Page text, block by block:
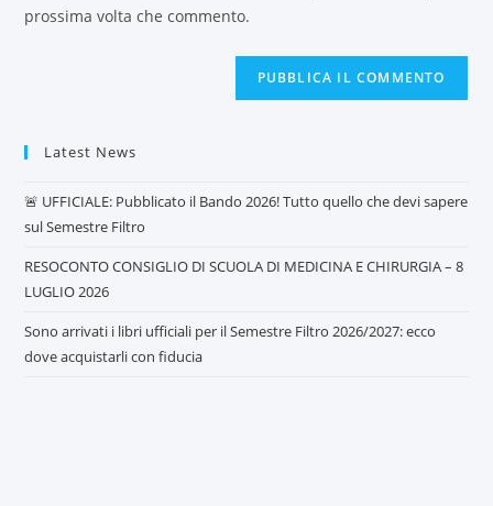
prossima volta che commento.
Latest News
🚨 UFFICIALE: Pubblicato il Bando 2026! Tutto quello che devi sapere
sul Semestre Filtro
RESOCONTO CONSIGLIO DI SCUOLA DI MEDICINA E CHIRURGIA – 8
LUGLIO 2026
Sono arrivati i libri ufficiali per il Semestre Filtro 2026/2027: ecco
dove acquistarli con fiducia